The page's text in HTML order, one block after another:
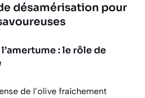
désamérisation pour
: le rôle de
de l’olive fraîchement